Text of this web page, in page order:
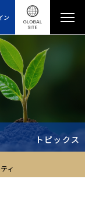
ン
トピックス
ィ